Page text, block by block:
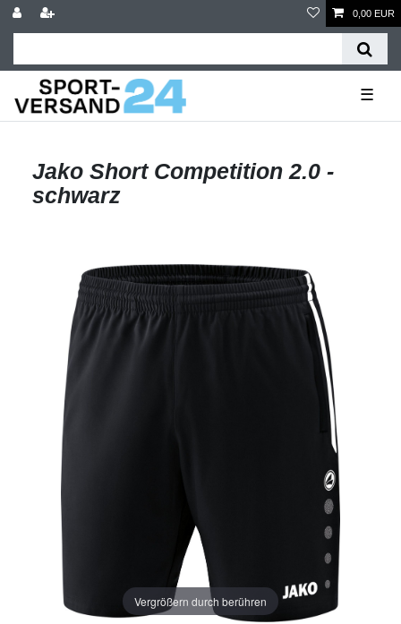
0,00 EUR
☰
Jako Short Competition 2.0 -
schwarz
Vergrößern durch berühren